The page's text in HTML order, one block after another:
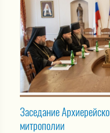
Заседание
митрополии